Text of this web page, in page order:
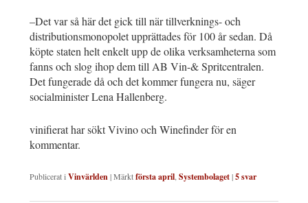
–Det var så här det gick till när tillverknings- och
distributionsmonopolet upprättades för 100 år sedan. Då
köpte staten helt enkelt upp de olika verksamheterna som
fanns och slog ihop dem till AB Vin-& Spritcentralen.
Det fungerade då och det kommer fungera nu, säger
socialminister Lena Hallenberg.
vinifierat har sökt Vivino och Winefinder för en
kommentar.
Publicerat i Vinvärlden|Märktförsta april Systembolaget|5svar